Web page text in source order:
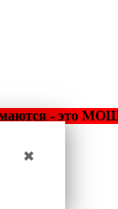
✖
- это